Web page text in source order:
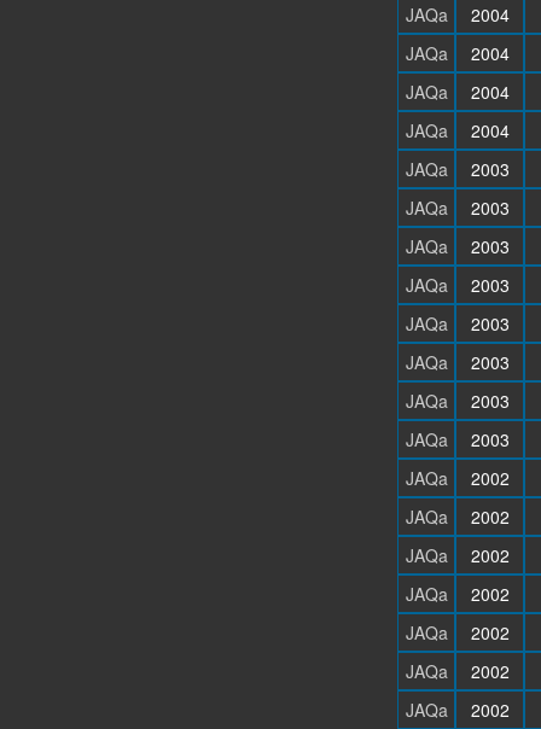
JAQa
2004
JAQa
2004
JAQa
2004
JAQa
2004
JAQa
2003
JAQa
2003
JAQa
2003
JAQa
2003
JAQa
2003
JAQa
2003
JAQa
2003
JAQa
2003
JAQa
2002
JAQa
2002
JAQa
2002
JAQa
2002
JAQa
2002
JAQa
2002
JAQa
2002